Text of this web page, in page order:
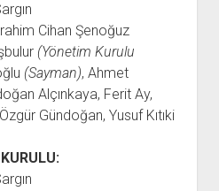
Cihan Şenoğuz
(Yönetim Kurulu
(Sayman), Ahmet
Alçınkaya, Ferit Ay,
Gündoğan, Yusuf Kıtıki